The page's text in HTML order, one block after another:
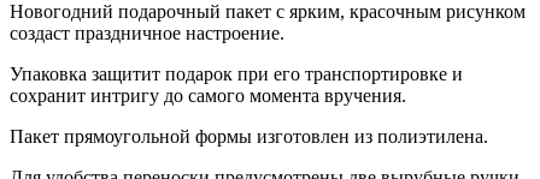
Новогодний подарочный пакет с ярким, красочным рисунком
создаст праздничное настроение.
Упаковка защитит подарок при его транспортировке и
сохранит интригу до самого момента вручения.
Пакет прямоугольной формы изготовлен из полиэтилена.